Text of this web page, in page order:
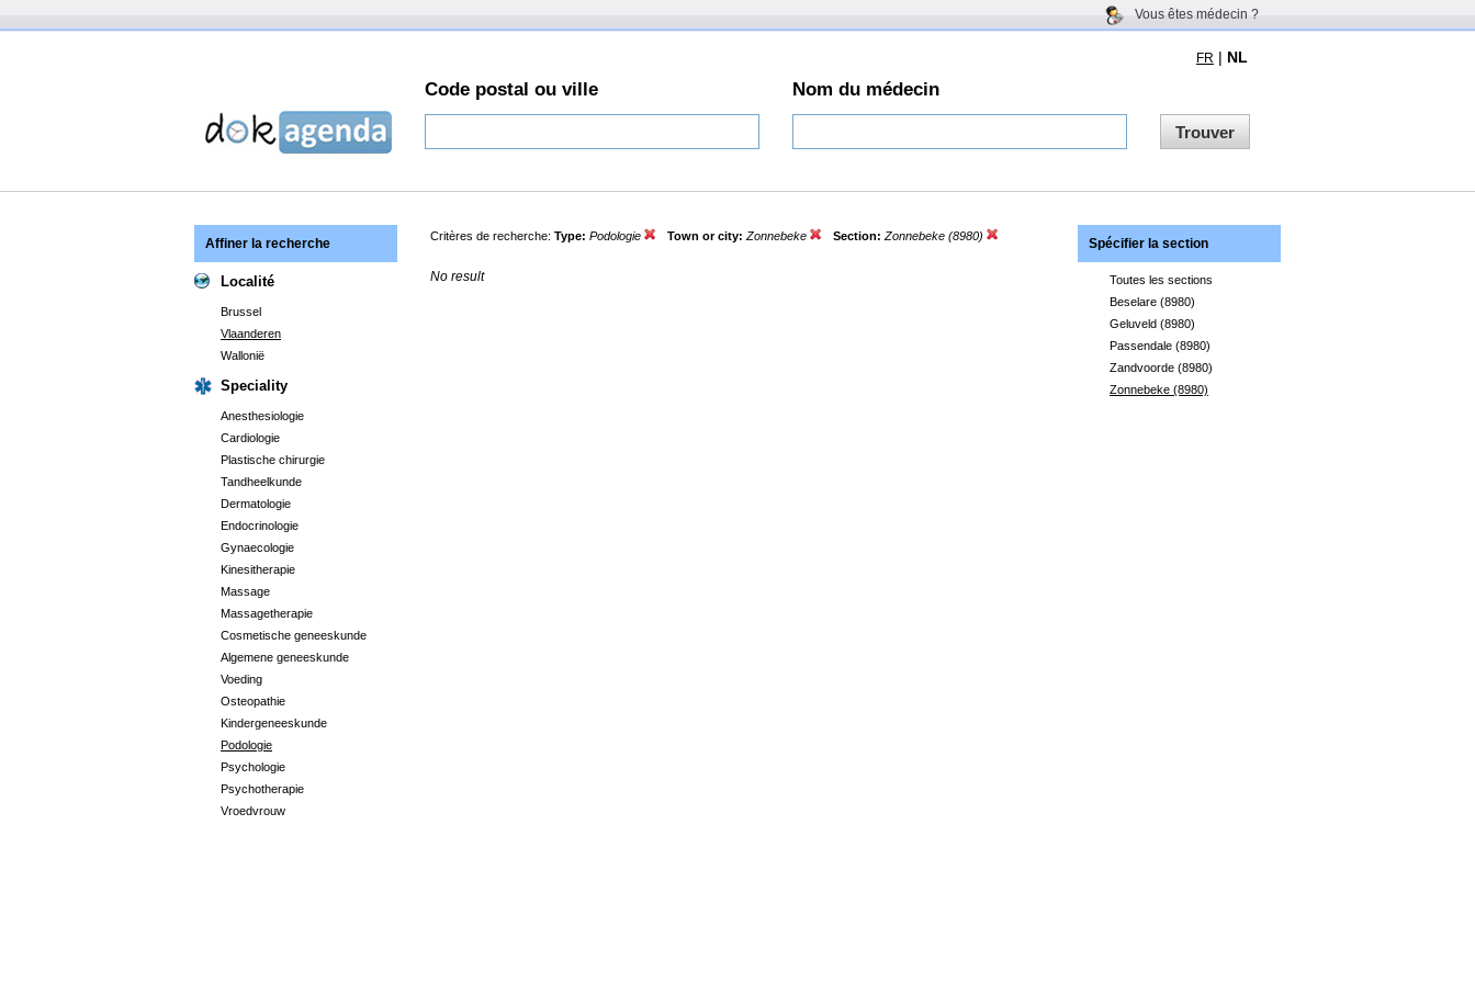
Vous êtes médecin ?
FR | NL
Code postal ou ville Nom du médecin
Trouver
Affiner la recherche
Localité
Brussel
Vlaanderen
Wallonië
Speciality
Anesthesiologie
Cardiologie
Plastische chirurgie
Tandheelkunde
Dermatologie
Endocrinologie
Gynaecologie
Kinesitherapie
Massage
Massagetherapie
Cosmetische geneeskunde
Algemene geneeskunde
Voeding
Osteopathie
Kindergeneeskunde
Podologie
Psychologie
Psychotherapie
Vroedvrouw
Critères de recherche: Type: Podologie Town or city: Zonnebeke Section: Zonnebeke (8980)
No result
Spécifier la section
Toutes les sections
Beselare (8980)
Geluveld (8980)
Passendale (8980)
Zandvoorde (8980)
Zonnebeke (8980)